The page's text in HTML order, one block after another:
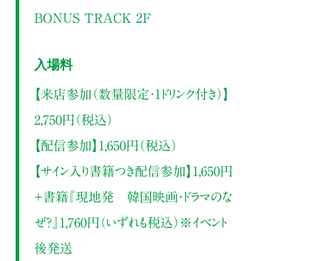
BONUS TRACK 2F
入場料
【来店参加（数量限定・1ドリンク付き）】
2,750円（税込）
【配信参加】1,650円（税込）
【サイン入り書籍つき配信参加】1,650円
＋書籍『現地発 韓国映画・ドラマのな
ぜ？』1,760円（いずれも税込）※イベント
後発送